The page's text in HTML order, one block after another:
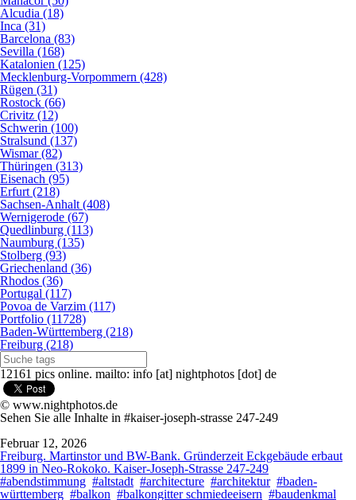
Alcudia (18)
Inca (31)
Barcelona (83)
Sevilla (168)
Katalonien (125)
Mecklenburg-Vorpommern (428)
Rügen (31)
Rostock (66)
Crivitz (12)
Schwerin (100)
Stralsund (137)
Wismar (82)
Thüringen (313)
Eisenach (95)
Erfurt (218)
Sachsen-Anhalt (408)
Wernigerode (67)
Quedlinburg (113)
Naumburg (135)
Stolberg (93)
Griechenland (36)
Rhodos (36)
Portugal (117)
Povoa de Varzim (117)
Portfolio (11728)
Baden-Württemberg (218)
Freiburg (218)
12161 pics online. mailto: info [at] nightphotos [dot] de
© www.nightphotos.de
Sehen Sie alle Inhalte in #kaiser-joseph-strasse 247-249
Februar 12, 2026
Freiburg. Martinstor und BW-Bank. Gründerzeit Eckgebäude erbaut
1899 in Neo-Rokoko. Kaiser-Joseph-Strasse 247-249
#abendstimmung #altstadt #architecture #architektur #baden-
württemberg #balkon #balkongitter schmiedeeisern #baudenkmal